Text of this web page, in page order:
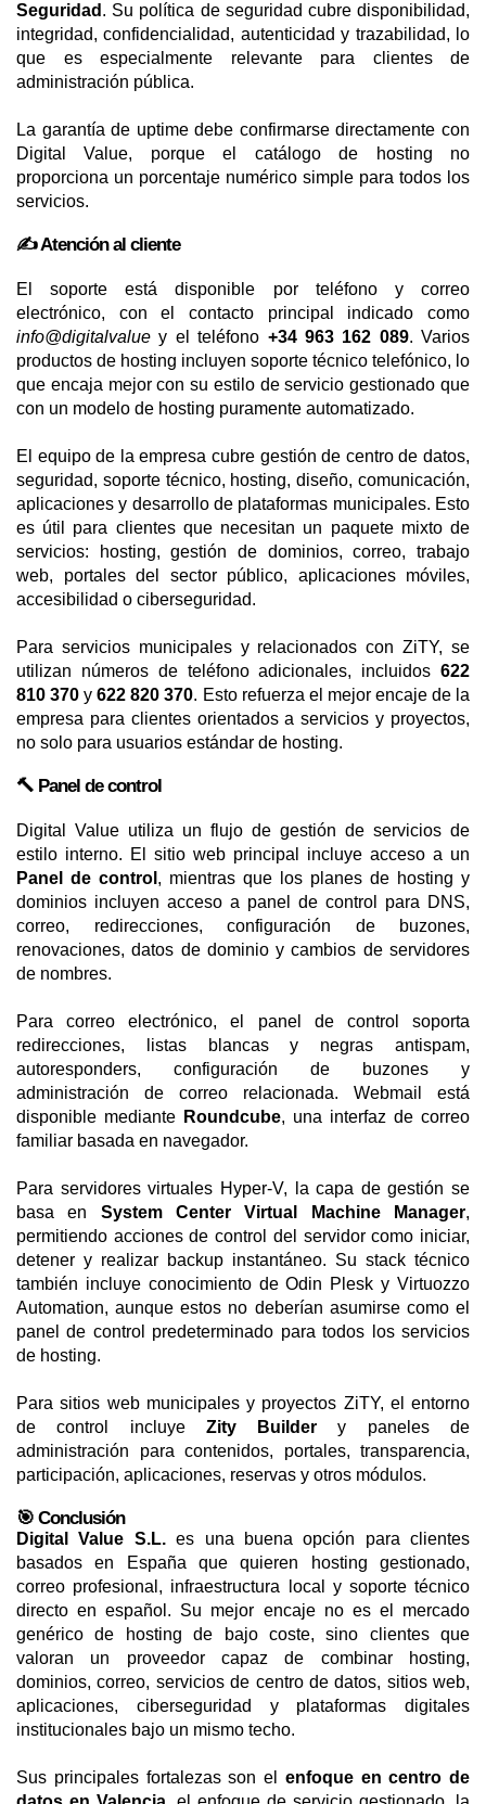
Seguridad . Su política de seguridad cubre disponibilidad,
integridad, confidencialidad, autenticidad y trazabilidad, lo
que es especialmente relevante para clientes de
administración pública.
La garantía de uptime debe confirmarse directamente con
Digital Value, porque el catálogo de hosting no
proporciona un porcentaje numérico simple para todos los
servicios.
✍️ Atención al cliente
El soporte está disponible por teléfono y correo
electrónico, con el contacto principal indicado como
info@digitalvalue y el teléfono +34 963 162 089. Varios
productos de hosting incluyen soporte técnico telefónico, lo
que encaja mejor con su estilo de servicio gestionado que
con un modelo de hosting puramente automatizado.
El equipo de la empresa cubre gestión de centro de datos,
seguridad, soporte técnico, hosting, diseño, comunicación,
aplicaciones y desarrollo de plataformas municipales. Esto
es útil para clientes que necesitan un paquete mixto de
servicios: hosting, gestión de dominios, correo, trabajo
web, portales del sector público, aplicaciones móviles,
accesibilidad o ciberseguridad.
Para servicios municipales y relacionados con ZiTY, se
utilizan números de teléfono adicionales, incluidos 622
810 370 y622 820 370. Esto refuerza el mejor encaje de la
empresa para clientes orientados a servicios y proyectos,
no solo para usuarios estándar de hosting.
🔨 Panel de control
Digital Value utiliza un flujo de gestión de servicios de
estilo interno. El sitio web principal incluye acceso a un
Panel de control , mientras que los planes de hosting y
dominios incluyen acceso a panel de control para DNS,
correo, redirecciones, configuración de buzones,
renovaciones, datos de dominio y cambios de servidores
de nombres.
Para correo electrónico, el panel de control soporta
redirecciones, listas blancas y negras antispam,
autoresponders, configuración de buzones y
administración de correo relacionada. Webmail está
disponible mediante Roundcube, una interfaz de correo
familiar basada en navegador.
Para servidores virtuales Hyper-V, la capa de gestión se
basa en System Center Virtual Machine Manager,
permitiendo acciones de control del servidor como iniciar,
detener y realizar backup instantáneo. Su stack técnico
también incluye conocimiento de Odin Plesk y Virtuozzo
Automation, aunque estos no deberían asumirse como el
panel de control predeterminado para todos los servicios
de hosting.
Para sitios web municipales y proyectos ZiTY, el entorno
de control incluye Zity Builder y paneles de
administración para contenidos, portales, transparencia,
participación, aplicaciones, reservas y otros módulos.
🎯 Conclusión
Digital Value S.L.es una buena opción para clientes
basados en España que quieren hosting gestionado,
correo profesional, infraestructura local y soporte técnico
directo en español. Su mejor encaje no es el mercado
genérico de hosting de bajo coste, sino clientes que
valoran un proveedor capaz de combinar hosting,
dominios, correo, servicios de centro de datos, sitios web,
aplicaciones, ciberseguridad y plataformas digitales
institucionales bajo un mismo techo.
Sus principales fortalezas son el enfoque en centro de